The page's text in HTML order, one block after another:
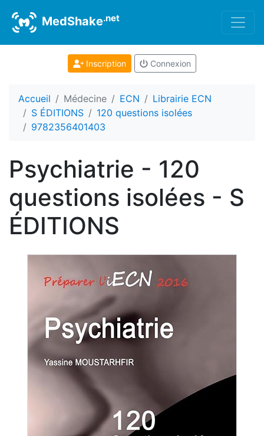
MedShake.net
Inscription Connexion
Accueil Médecine ECN
Librairie ECN
S ÉDITIONS
120 questions isolées
9782356401403
Psychiatrie - 120
questions isolées - S
ÉDITIONS